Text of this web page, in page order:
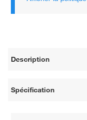
Description
Spécification